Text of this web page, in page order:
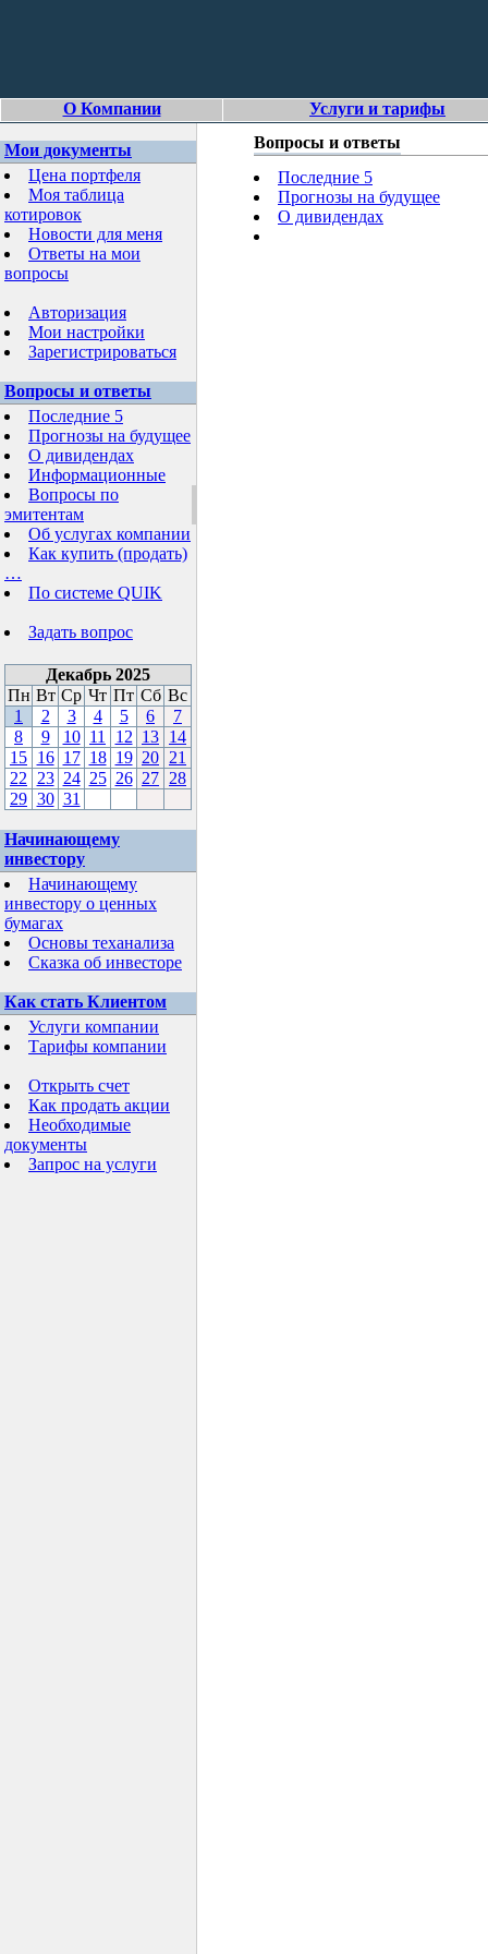
О Компании Услуги и тарифы
Мои документы
Цена портфеля
Моя таблица
котировок
Новости для меня
Ответы на мои
вопросы
Авторизация
Мои настройки
Зарегистрироваться
Вопросы и ответы
Последние 5
Прогнозы на будущее
О дивидендах
Информационные
Вопросы по
эмитентам
Об услугах компании
Как купить (продать)
…
По системе QUIK
Задать вопрос
Декабрь 2025
Пн Вт Ср Чт Пт Сб Вс
1
2 3 4 5 6
7
8
9 10 11 12 13 14
15 16 17 18 19 20 21
22
23 24 25 26 27 28
29 30 31
Начинающему
инвестору
Начинающему
инвестору о ценных
бумагах
Основы теханализа
Сказка об инвесторе
Как стать Клиентом
Услуги компании
Тарифы компании
Открыть счет
Как продать акции
Необходимые
документы
Запрос на услуги
Вопросы и ответы
Последние 5
Прогнозы на будущее
О дивидендах